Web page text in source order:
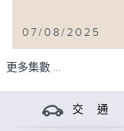
07/08/2025
更多集數 ...
交 通